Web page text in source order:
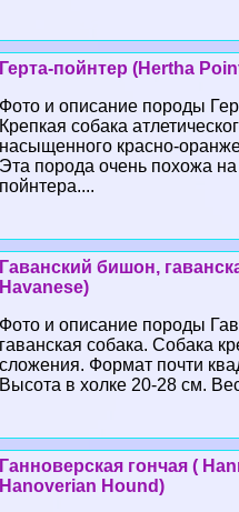
Герта-пойнтер (Hertha
Фото и описание породы
Крепкая собака
насыщенного красно-
Эта порода очень похожа на
пойнтера....
Гаванский бишон,
Havanese)
Фото и описание породы
гаванская собака. Собака
сложения. Формат почти
Высота в холке 20-28 см. Вес
Ганноверская гончая (
Hanoverian Hound)